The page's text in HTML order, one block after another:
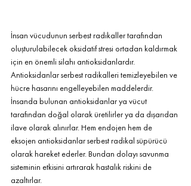
İnsan vücudunun serbest radikaller tarafından
oluşturulabilecek oksidatif stresi ortadan kaldırmak
için en önemli silahı antioksidanlardır.
Antioksidanlar serbest radikalleri temizleyebilen ve
hücre hasarını engelleyebilen maddelerdir.
İnsanda bulunan antioksidanlar ya vücut
tarafından doğal olarak üretilirler ya da dışarıdan
ilave olarak alınırlar. Hem endojen hem de
eksojen antioksidanlar serbest radikal süpürücü
olarak hareket ederler. Bundan dolayı savunma
sisteminin etkisini artırarak hastalık riskini de
azaltırlar.